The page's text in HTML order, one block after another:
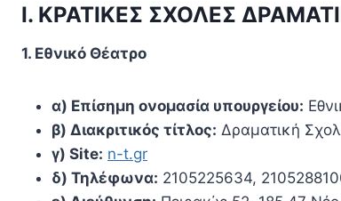
Ι. ΚΡΑΤΙΚΕΣ ΣΧΟΛΕΣ
1. Εθνικό Θέατρο
α) Επίσημη ονομασία υπουργείου:
β) Διακριτικός τίτλος: Δραματική
γ) Site: n-t.gr
δ) Τηλέφωνα: 2105225634,